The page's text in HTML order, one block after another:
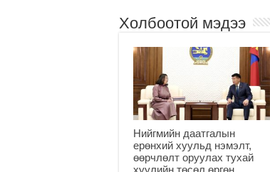
Холбоотой мэдээ
Нийгмийн даатгалын
ерөнхий хуульд нэмэлт,
өөрчлөлт оруулах тухай
хуулийн төсөл өргөн